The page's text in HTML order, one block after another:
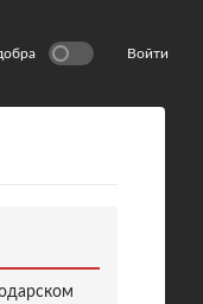
Войти